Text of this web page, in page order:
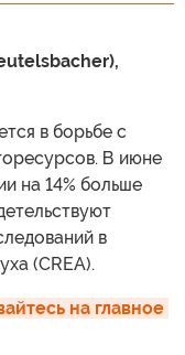
в борьбе с
В июне
на 14% больше
в
(CREA).
на главное